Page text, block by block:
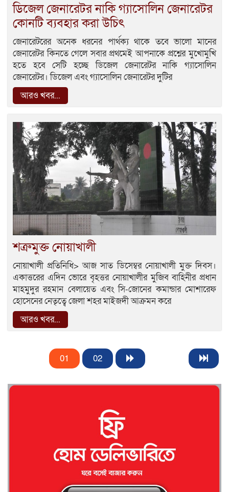
ডিজেল জেনারেটর নাকি গ্যাসোলিন জেনারেটর
কোনটি ব্যবহার করা উচিৎ
জেনারেটরের অনেক ধরনের পার্থক্য থাকে তবে ভালো মানের
জেনারেটর কিনতে গেলে সবার প্রথমেই আপনাকে প্রশ্নের মুখোমুখি
হতে হবে সেটি হচ্ছে ডিজেল জেনারেটর নাকি গ‍্যাসোলিন
জেনারেটর। ডিজেল এবং গ‍্যাসোলিন জেনারেটর দুটির
আরও খবর...
শত্রুমুক্ত নোয়াখালী
নোয়াখালী প্রতিনিধি> আজ সাত ডিসেম্বর নোয়াখালী মুক্ত দিবস।
একাত্তরের এদিন ভোরে বৃহত্তর নোয়াখালীর মুজিব বাহিনীর প্রধান
মাহমুদুর রহমান বেলায়েত এবং সি-জোনের কমান্ডার মোশারেফ
হোসেনের নেতৃত্বে জেলা শহর মাইজদী আক্রমন করে
আরও খবর...
01 02